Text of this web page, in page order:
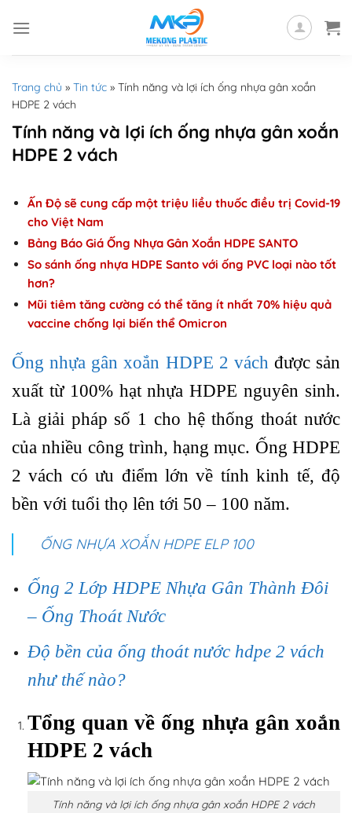
Trang chủ » Tin tức » Tính năng và lợi ích ống nhựa gân xoắn
HDPE 2 vách
Tính năng và lợi ích ống nhựa gân xoắn
HDPE 2 vách
Ấn Độ sẽ cung cấp một triệu liều thuốc điều trị Covid-19
cho Việt Nam
Bảng Báo Giá Ống Nhựa Gân Xoắn HDPE SANTO
So sánh ống nhựa HDPE Santo với ống PVC loại nào tốt
hơn?
Mũi tiêm tăng cường có thể tăng ít nhất 70% hiệu quả
vaccine chống lại biến thể Omicron
Ống nhựa gân xoắn HDPE 2 vách được sản
xuất từ 100% hạt nhựa HDPE nguyên sinh.
Là giải pháp số 1 cho hệ thống thoát nước
của nhiều công trình, hạng mục. Ống HDPE
2 vách có ưu điểm lớn về tính kinh tế, độ
bền với tuổi thọ lên tới 50 – 100 năm.
ỐNG NHỰA XOẮN HDPE ELP 100
Ống 2 Lớp HDPE Nhựa Gân Thành Đôi
– Ống Thoát Nước
Độ bền của ống thoát nước hdpe 2 vách
như thế nào?
Tổng quan về ống nhựa gân xoắn
HDPE 2 vách
Tính năng và lợi ích ống nhựa gân xoắn HDPE 2 vách